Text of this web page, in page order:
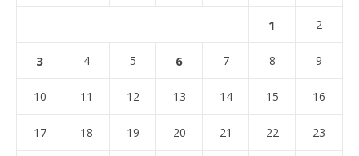
1 2
3 4 5 6 7 8 9
10 11 12 13 14 15 16
17 18 19 20 21 22 23